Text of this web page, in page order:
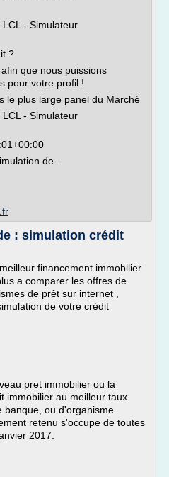
- Simulateur
?
que nous puissions
pour votre profil !
le plus large panel du Marché
- Simulateur
de...
: simulation crédit
financement immobilier
a comparer les offres de
de prêt sur internet ,
de votre crédit
pret immobilier ou la
immobilier au meilleur taux
banque, ou d'organisme
retenu s'occupe de toutes
2017.